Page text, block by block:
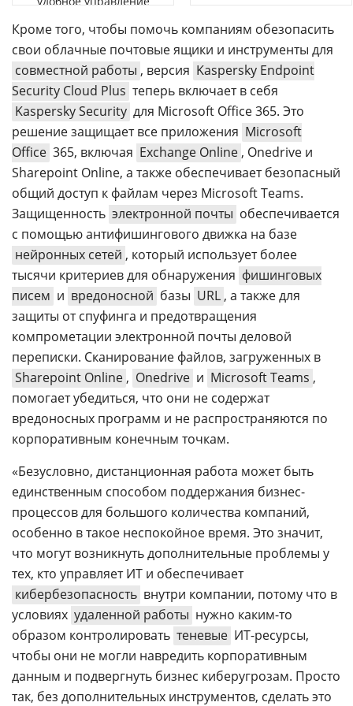
Кроме того, чтобы помочь компаниям обезопасить
свои облачные почтовые ящики и инструменты для
совместной работы , версия Kaspersky Endpoint
Security Cloud Plus теперь включает в себя
Kaspersky Security для Microsoft Office 365. Это
решение защищает все приложения Microsoft
Office 365, включая Exchange Online , Onedrive и
Sharepoint Online, а также обеспечивает безопасный
общий доступ к файлам через Microsoft Teams.
Защищенность электронной почты обеспечивается
с помощью антифишингового движка на базе
нейронных сетей , который использует более
тысячи критериев для обнаружения фишинговых
писем и вредоносной базы URL , а также для
защиты от спуфинга и предотвращения
компрометации электронной почты деловой
переписки. Сканирование файлов, загруженных в
Sharepoint Online , Onedrive и Microsoft Teams ,
помогает убедиться, что они не содержат
вредоносных программ и не распространяются по
корпоративным конечным точкам.
«Безусловно, дистанционная работа может быть
единственным способом поддержания бизнес-
процессов для большого количества компаний,
особенно в такое неспокойное время. Это значит,
что могут возникнуть дополнительные проблемы у
тех, кто управляет ИТ и обеспечивает
кибербезопасность внутри компании, потому что в
условиях удаленной работы нужно каким-то
образом контролировать теневые ИТ-ресурсы,
чтобы они не могли навредить корпоративным
данным и подвергнуть бизнес киберугрозам. Просто
так, без дополнительных инструментов, сделать это